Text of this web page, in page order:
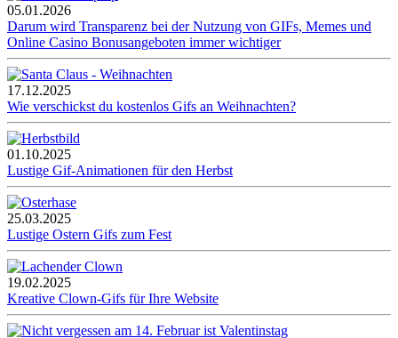
05.01.2026
Darum wird Transparenz bei der Nutzung von GIFs, Memes und
Online Casino Bonusangeboten immer wichtiger
17.12.2025
Wie verschickst du kostenlos Gifs an Weihnachten?
01.10.2025
Lustige Gif-Animationen für den Herbst
25.03.2025
Lustige Ostern Gifs zum Fest
19.02.2025
Kreative Clown-Gifs für Ihre Website